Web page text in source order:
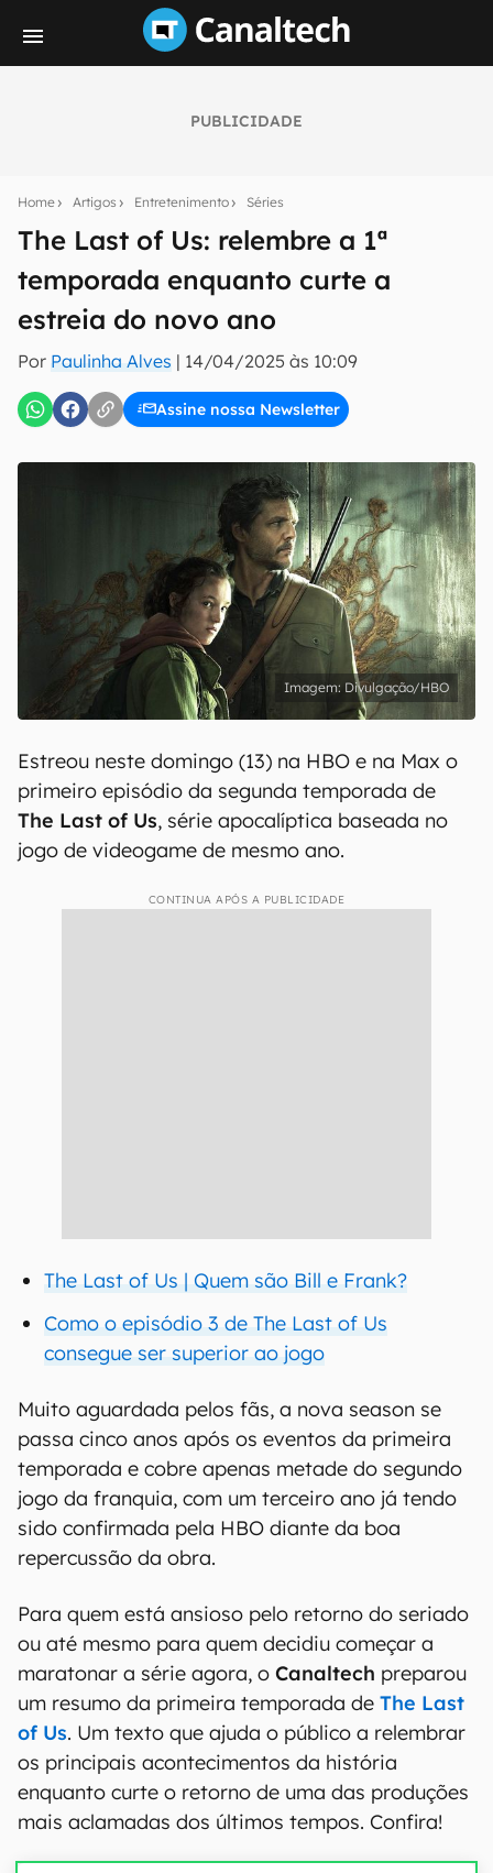
PUBLICIDADE
Home Artigos Entretenimento Séries
The Last of Us: relembre a 1ª
temporada enquanto curte a
estreia do novo ano
Por Paulinha Alves | 14/04/2025 às 10:09
Assine nossa Newsletter
notícias e reviews sobre tecnologia em primeira
mão.
E-mail
inscreva-se
Uso e Política de Privacidade do Canaltech.
Divulgação/HBO
Estreou neste domingo (13) na HBO e na Max o
primeiro episódio da segunda temporada de
The Last of Us, série apocalíptica baseada no
jogo de videogame de mesmo ano.
CONTINUA APÓS A PUBLICIDADE
The Last of Us | Quem são Bill e Frank?
Como o episódio 3 de The Last of Us
consegue ser superior ao jogo
Muito aguardada pelos fãs, a nova season se
passa cinco anos após os eventos da primeira
temporada e cobre apenas metade do segundo
jogo da franquia, com um terceiro ano já tendo
sido confirmada pela HBO diante da boa
repercussão da obra.
Para quem está ansioso pelo retorno do seriado
ou até mesmo para quem decidiu começar a
maratonar a série agora, o Canaltech preparou
um resumo da primeira temporada de The Last
of Us. Um texto que ajuda o público a relembrar
os principais acontecimentos da história
enquanto curte o retorno de uma das produções
mais aclamadas dos últimos tempos. Confira!